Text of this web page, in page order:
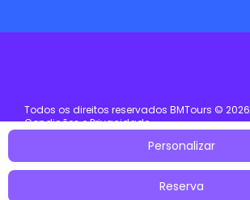
Personalizar
Reserva
Todos os direitos reservados BMTours © 2026
Condições e Privacidade